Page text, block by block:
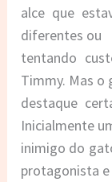
alce que
diferentes ou
tentando
Timmy. Mas o
destaque
Inicialmente
inimigo do
protagonista e